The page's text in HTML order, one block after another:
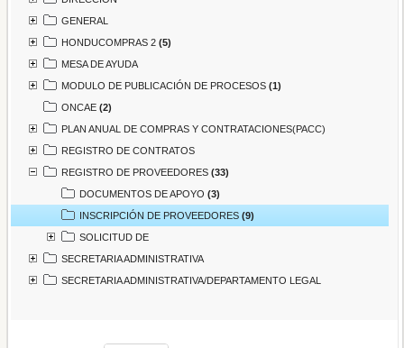
GENERAL
HONDUCOMPRAS 2 (5)
MESA DE AYUDA
MODULO DE PUBLICACIÓN DE PROCESOS (1)
ONCAE (2)
PLAN ANUAL DE COMPRAS Y CONTRATACIONES(PACC)
REGISTRO DE CONTRATOS
REGISTRO DE PROVEEDORES (33)
DOCUMENTOS DE APOYO (3)
INSCRIPCIÓN DE PROVEEDORES (9)
SOLICITUD DE
SECRETARIA ADMINISTRATIVA
SECRETARIA ADMINISTRATIVA/DEPARTAMENTO LEGAL